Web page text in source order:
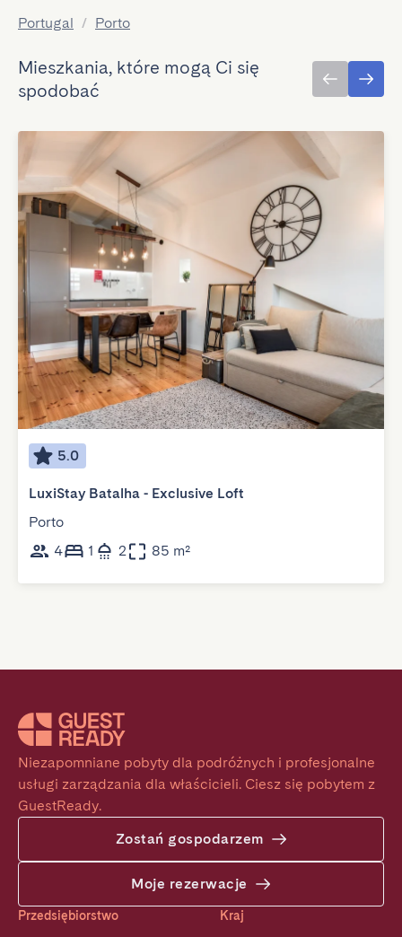
Portugal / Porto
Mieszkania, które mogą Ci się
spodobać
5.0
LuxiStay Batalha - Exclusive Loft
Porto
4
1 2 85 m²
Niezapomniane pobyty dla podróżnych i profesjonalne
usługi zarządzania dla właścicieli. Ciesz się pobytem z
GuestReady.
Zostań gospodarzem
Moje rezerwacje
Przedsiębiorstwo Kraj